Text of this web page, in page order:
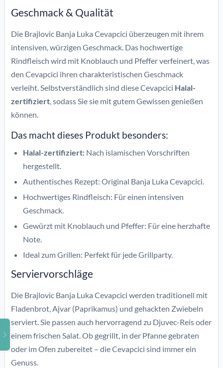
Geschmack & Qualität
Die Brajlovic Banja Luka Cevapcici überzeugen mit ihrem
intensiven, würzigen Geschmack. Das hochwertige
Rindfleisch wird mit Knoblauch und Pfeffer verfeinert, was
den Cevapcici ihren charakteristischen Geschmack
verleiht. Selbstverständlich sind diese Cevapcici Halal-
zertifiziert, sodass Sie sie mit gutem Gewissen genießen
können.
Das macht dieses Produkt besonders:
Halal-zertifiziert: Nach islamischen Vorschriften
hergestellt.
Authentisches Rezept: Original Banja Luka Cevapcici.
Hochwertiges Rindfleisch: Für einen intensiven
Geschmack.
Gewürzt mit Knoblauch und Pfeffer: Für eine herzhafte
Note.
Ideal zum Grillen: Perfekt für jede Grillparty.
Serviervorschläge
Die Brajlovic Banja Luka Cevapcici werden traditionell mit
Fladenbrot, Ajvar (Paprikamus) und gehackten Zwiebeln
serviert. Sie passen auch hervorragend zu Djuvec-Reis oder
einem frischen Salat. Ob gegrillt, in der Pfanne gebraten
oder im Ofen zubereitet – die Cevapcici sind immer ein
Genuss.